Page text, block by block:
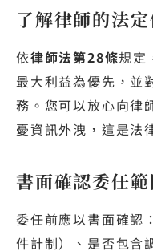
了解律師的法
依律師法第28條規定
最大利益為優先，並
務。您可以放心向律
憂資訊外洩，這是法
書面確認委任
委任前應以書面確認
件計制）、是否包含